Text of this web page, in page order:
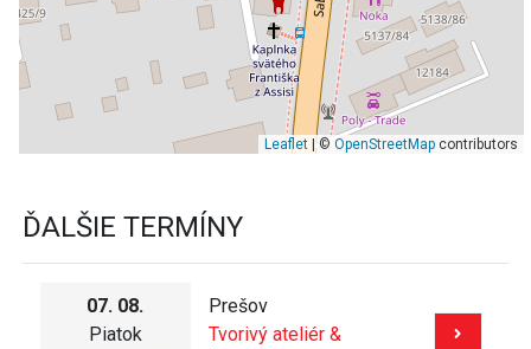
Leaflet| © OpenStreetMapcontributors
ĎALŠIE TERMÍNY
07. 08.
Piatok
Prešov
Tvorivý ateliér &